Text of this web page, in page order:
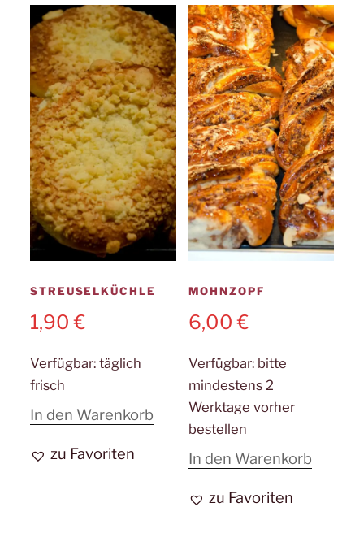
STREUSELKÜCHLE
1,90€
Verfügbar: täglich
frisch
In den Warenkorb
zu Favoriten
MOHNZOPF
6,00€
Verfügbar: bitte
mindestens 2
Werktage vorher
bestellen
In den Warenkorb
zu Favoriten